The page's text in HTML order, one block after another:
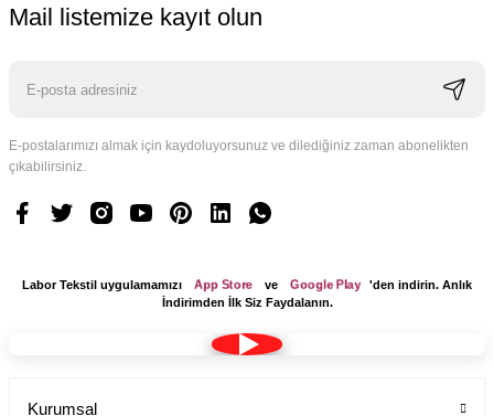
Mail listemize kayıt olun
E-postalarımızı almak için kaydoluyorsunuz ve dilediğiniz zaman abonelikten
çıkabilirsiniz.
Labor Tekstil uygulamamızı App Store ve Google Play 'den indirin. Anlık
İndirimden İlk Siz Faydalanın.
Kurumsal